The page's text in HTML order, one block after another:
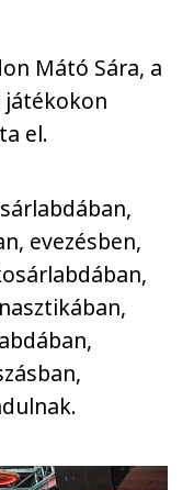
Mátó Sára, a
játékokon
el.
evezésben,